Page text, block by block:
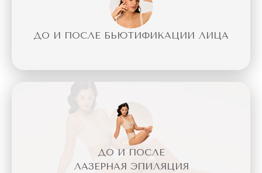
ДО И ПОСЛЕ БЬЮТИФИКАЦИИ ЛИЦА
ДО И ПОСЛЕ
ЛАЗЕРНАЯ ЭПИЛЯЦИЯ